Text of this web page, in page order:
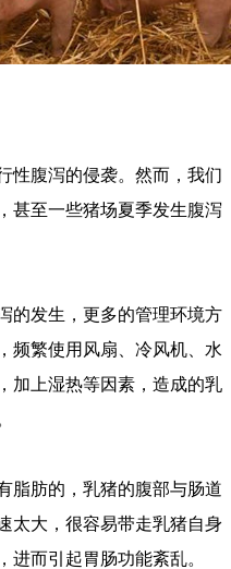
腹泻的侵袭。然而，我们
甚至一些猪场夏季发生腹泻
发生，更多的管理环境方
频繁使用风扇、冷风机、水
加上湿热等因素，造成的乳
肪的，乳猪的腹部与肠道
太大，很容易带走乳猪自身
进而引起胃肠功能紊乱。